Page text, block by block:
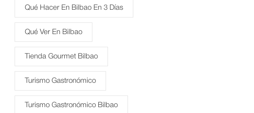
Qué Hacer En Bilbao En 3 Días
Qué Ver En Bilbao
Tienda Gourmet Bilbao
Turismo Gastronómico
Turismo Gastronómico Bilbao